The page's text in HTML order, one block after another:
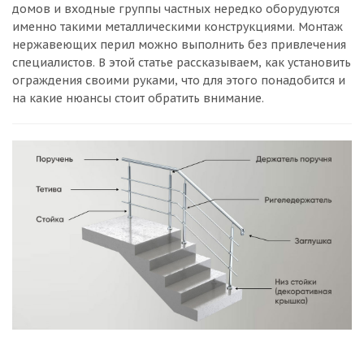
домов и входные группы частных нередко оборудуются
именно такими металлическими конструкциями. Монтаж
нержавеющих перил можно выполнить без привлечения
специалистов. В этой статье рассказываем, как установить
ограждения своими руками, что для этого понадобится и
на какие нюансы стоит обратить внимание.